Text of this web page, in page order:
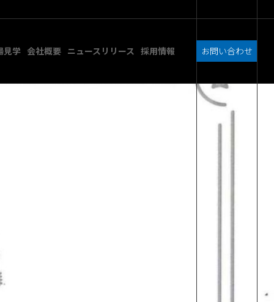
見学 会社概要 ニュースリリース 採用情報 お問い合わせ